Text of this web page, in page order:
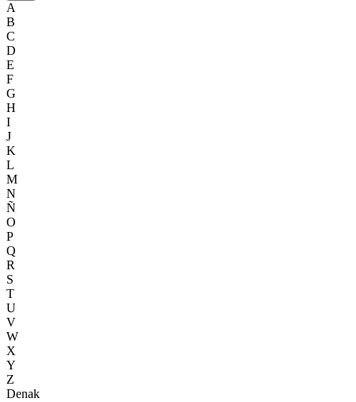
A
B
C
D
E
F
G
H
I
J
K
L
M
N
Ñ
O
P
Q
R
S
T
U
V
W
X
Y
Z
Denak